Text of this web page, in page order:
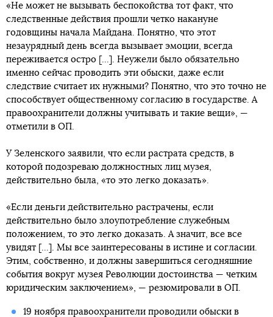
«Не может не вызывать беспокойства тот факт, что
следственные действия прошли четко накануне
годовщины начала Майдана. Понятно, что этот
незаурядный день всегда вызывает эмоции, всегда
переживается остро [...]. Неужели было обязательно
именно сейчас проводить эти обыски, даже если
следствие считает их нужными? Понятно, что это точно не
способствует общественному согласию в государстве. А
правоохранители должны учитывать и такие вещи», —
отметили в ОП.
У Зеленского заявили, что если растрата средств, в
которой подозреваю должностных лиц музея,
действительно была, «то это легко доказать».
«Если деньги действительно растрачены, если
действительно было злоупотребление служебным
положением, то это легко доказать. А значит, все все
увидят [...]. Мы все заинтересованы в истине и согласии.
Этим, собственно, и должны завершиться сегодняшние
события вокруг музея Революции достоинства — четким
юридическим заключением», — резюмировали в ОП.
19 ноября правоохранители проводили обыски в